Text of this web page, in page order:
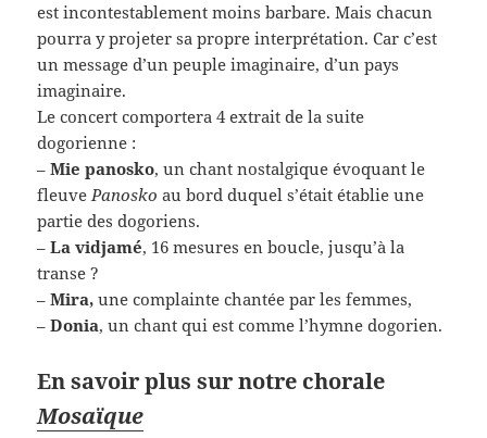
est incontestablement moins barbare. Mais chacun
pourra y projeter sa propre interprétation. Car c’est
un message d’un peuple imaginaire, d’un pays
imaginaire.
Le concert comportera 4 extrait de la suite
dogorienne :
–Mie panosko, un chant nostalgique évoquant le
fleuvePanosko au bord duquel s’était établie une
partie des dogoriens.
–La vidjamé, 16 mesures en boucle, jusqu’à la
transe ?
–Mira, une complainte chantée par les femmes,
–Donia, un chant qui est comme l’hymne dogorien.
En savoir plus sur notre chorale
Mosaïque